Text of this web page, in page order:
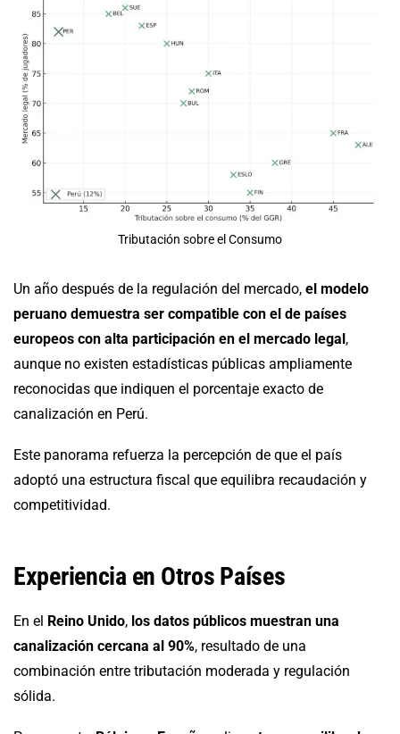
Tributación sobre el Consumo
Un año después de la regulación del mercado, el modelo
peruano demuestra ser compatible con el de países
europeos con alta participación en el mercado legal,
aunque no existen estadísticas públicas ampliamente
reconocidas que indiquen el porcentaje exacto de
canalización en Perú.
Este panorama refuerza la percepción de que el país
adoptó una estructura fiscal que equilibra recaudación y
competitividad.
Experiencia en Otros Países
En el Reino Unido, los datos públicos muestran una
canalización cercana al 90%, resultado de una
combinación entre tributación moderada y regulación
sólida.